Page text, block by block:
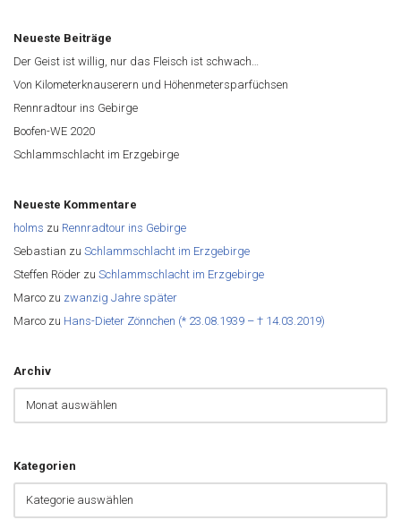
Neueste Beiträge
Der Geist ist willig, nur das Fleisch ist schwach…
Von Kilometerknauserern und Höhenmetersparfüchsen
Rennradtour ins Gebirge
Boofen-WE 2020
Schlammschlacht im Erzgebirge
Neueste Kommentare
holms zu Rennradtour ins Gebirge
Sebastian zu Schlammschlacht im Erzgebirge
Steffen Röder zu Schlammschlacht im Erzgebirge
Marco zu zwanzig Jahre später
Marco zu Hans-Dieter Zönnchen (* 23.08.1939 – † 14.03.2019)
Archiv
Kategorien